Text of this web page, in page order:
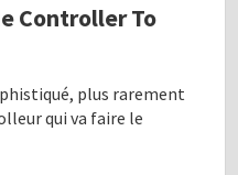
Controller To
plus rarement
qui va faire le